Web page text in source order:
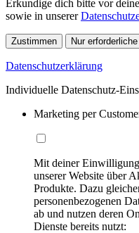
Erkundige dich bitte vor
sowie in unserer
Zustimmen Nur erforderliche
Datenschutzerklärung
Individuelle Datenschutz-
Marketing per
Mit deiner
unserer Website über
Produkte. Dazu
personenbezogenen
ab und nutzen deren
Dienste bereits nutzt: